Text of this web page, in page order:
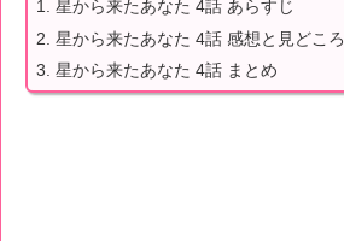
星から来たあなた 4話 あらすじ
星から来たあなた 4話 感想と見どころ
星から来たあなた 4話 まとめ